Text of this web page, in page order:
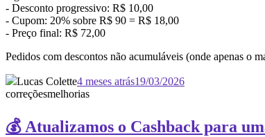
- Desconto progressivo: R$
- Cupom: 20% sobre R$ 90 =
- Preço final: R$
Pedidos com descontos não acumuláveis (onde apenas
Lucas Colette4 meses atrás19/03/2026
correçõesmelhorias
💰 Atualizamos o Cashback para